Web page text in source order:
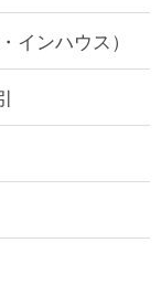
インハウス）